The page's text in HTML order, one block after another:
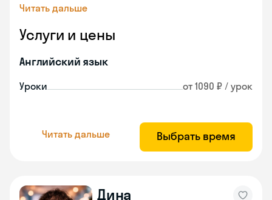
Читать дальше
Услуги и цены
Английский язык
Уроки от 1090 ₽ / урок
Читать дальше Выбрать время
Дина